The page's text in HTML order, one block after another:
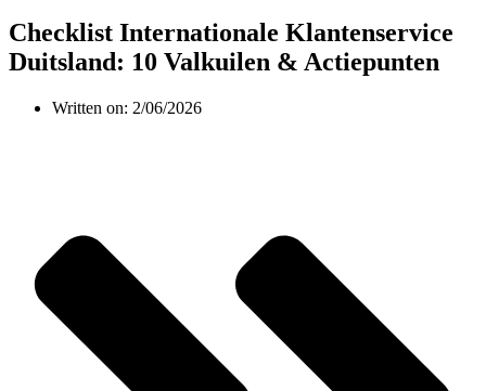
Checklist Internationale Klantenservice
Duitsland: 10 Valkuilen & Actiepunten
Written on: 2/06/2026